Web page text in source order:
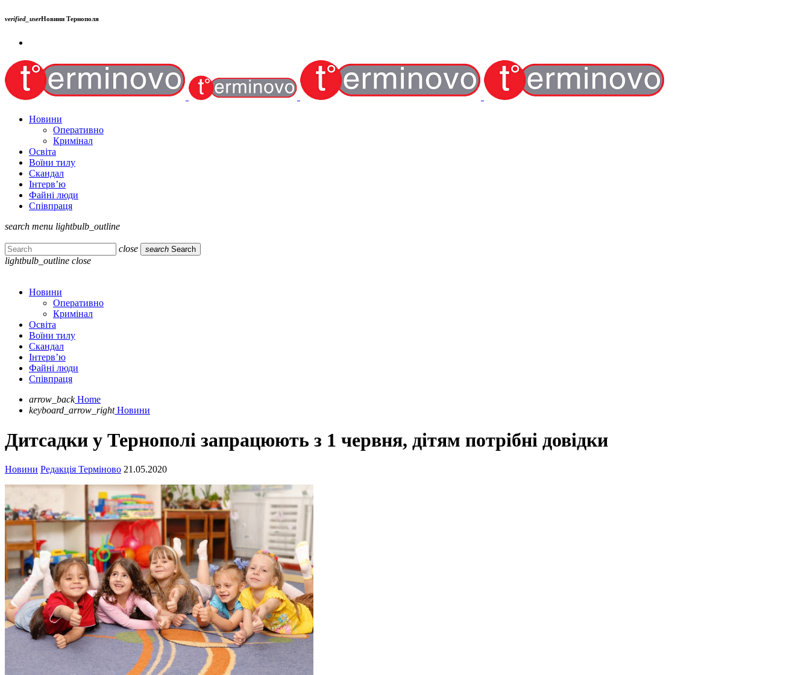
verified_userНовини Тернополя
Новини
Оперативно
Кримінал
Освіта
Воїни тилу
Скандал
Інтерв’ю
Файні люди
Співпраця
search menu lightbulb_outline
close search Search
lightbulb_outline close
Новини
Оперативно
Кримінал
Освіта
Воїни тилу
Скандал
Інтерв’ю
Файні люди
Співпраця
arrow_back Home
keyboard_arrow_right Новини
Дитсадки у Тернополі запрацюють з 1 червня, дітям потрібні довідки
Новини Редакція Терміново 21.05.2020